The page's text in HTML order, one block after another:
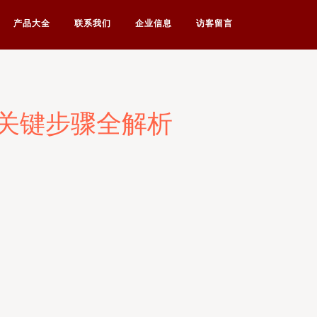
产品大全 联系我们 企业信息 访客留言
键步骤全解析